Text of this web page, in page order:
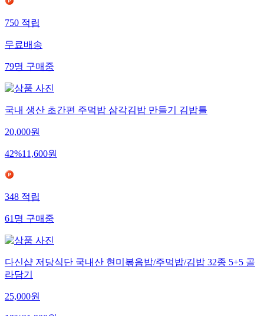
750적립
무료배송
79명구매중
국내 생산 초간편 주먹밥 삼각김밥 만들기 김밥틀
20,000원
42%11,600원
348적립
61명구매중
다신샵 저당식단 국내산 현미볶음밥/주먹밥/김밥 32종 5+5 골
라담기
25,000원